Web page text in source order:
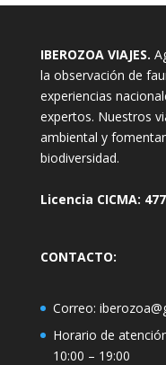
IBEROZOA VIAJES.
la observación de
experiencias
expertos. Nuestros
ambiental y
biodiversidad.
Licencia CICMA:
CONTACTO:
Correo:
Horario de
10:00 – 19:00